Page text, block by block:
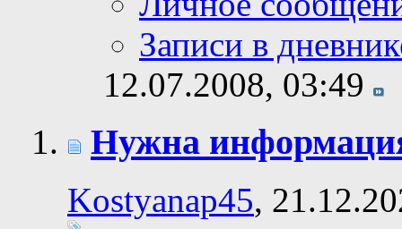
Записи в
12.07.2008, 03:49
Нужна
Kostyanap45,